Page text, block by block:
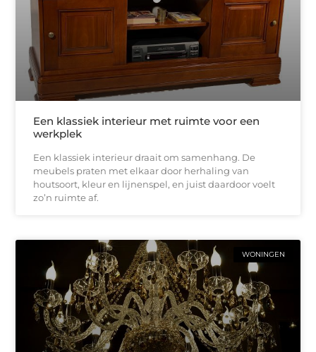
Een klassiek interieur met ruimte voor een
werkplek
Een klassiek interieur draait om samenhang. De
meubels praten met elkaar door herhaling van
houtsoort, kleur en lijnenspel, en juist daardoor voelt
zo’n ruimte af.
WONINGEN